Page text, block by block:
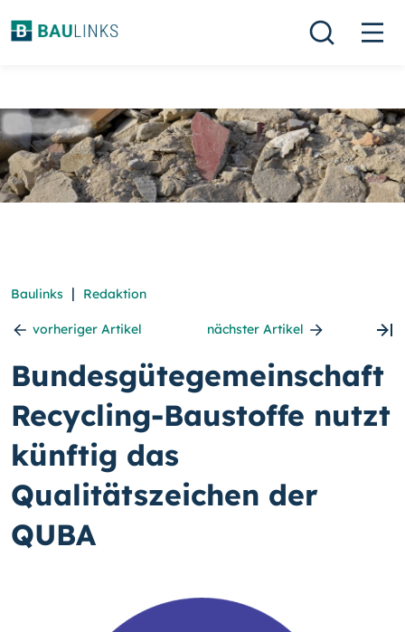
Baulinks | Redaktion
vorheriger Artikel nächster Artikel
Bundesgütegemeinschaft
Recycling-Baustoffe nutzt
künftig das
Qualitätszeichen der
QUBA